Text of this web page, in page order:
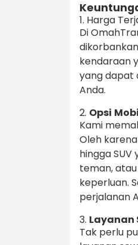
1. Harga
Di
kendaraan
yang dapat
Anda.
2. Opsi
Kami
Oleh
hingga
teman,
keperluan.
perjalanan
3. Layanan
Tak perlu